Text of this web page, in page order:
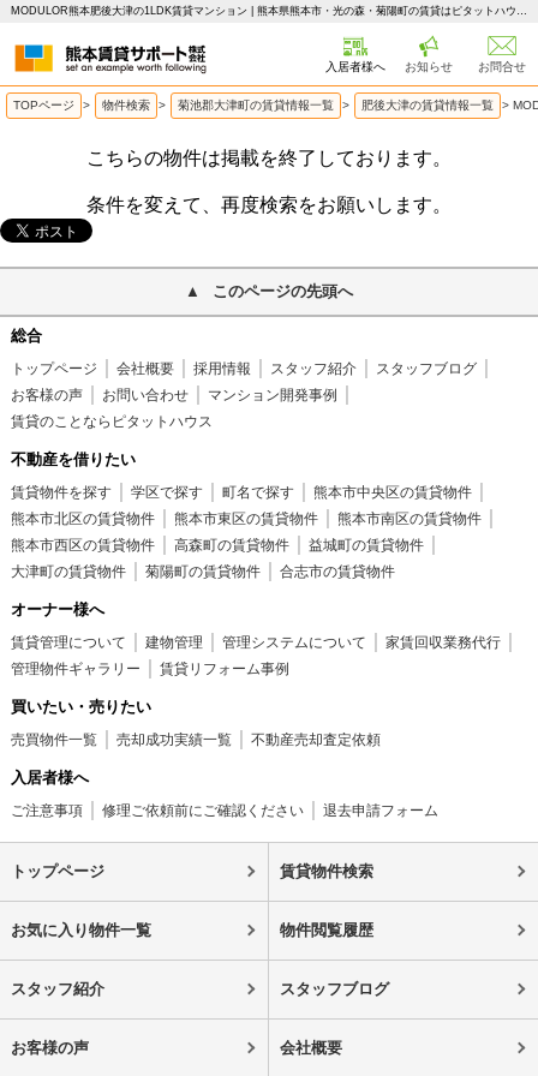
MODULOR熊本肥後大津の1LDK賃貸マンション | 熊本県熊本市・光の森・菊陽町の賃貸はピタットハウス 熊本賃貸サポート
入居者様へ お知らせ お問合せ
TOPページ > 物件検索 > 菊池郡大津町の賃貸情報一覧 > 肥後大津の賃貸情報一覧 >
こちらの物件は掲載を終了しております。
条件を変えて、再度検索をお願いします。
このページの先頭へ
総合
トップページ 会社概要 採用情報 スタッフ紹介
スタッフブログ
お客様の声
お問い合わせ
マンション開発事例
賃貸のことならピタットハウス
不動産を借りたい
賃貸物件を探す 学区で探す 町名で探す
熊本市中央区の賃貸物件
熊本市北区の賃貸物件
熊本市東区の賃貸物件
熊本市南区の賃貸物件
熊本市西区の賃貸物件
高森町の賃貸物件
益城町の賃貸物件
大津町の賃貸物件
菊陽町の賃貸物件 合志市の賃貸物件
オーナー様へ
賃貸管理について 建物管理 管理システムについて
家賃回収業務代行
管理物件ギャラリー
賃貸リフォーム事例
買いたい・売りたい
売買物件一覧 売却成功実績一覧 不動産売却査定依頼
入居者様へ
ご注意事項 修理ご依頼前にご確認ください 退去申請フォーム
トップページ 賃貸物件検索
お気に入り物件一覧 物件閲覧履歴
スタッフ紹介 スタッフブログ
お客様の声 会社概要